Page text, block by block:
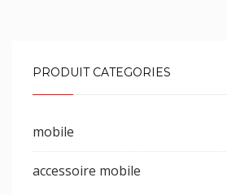
PRODUIT CATEGORIES
mobile
accessoire mobile